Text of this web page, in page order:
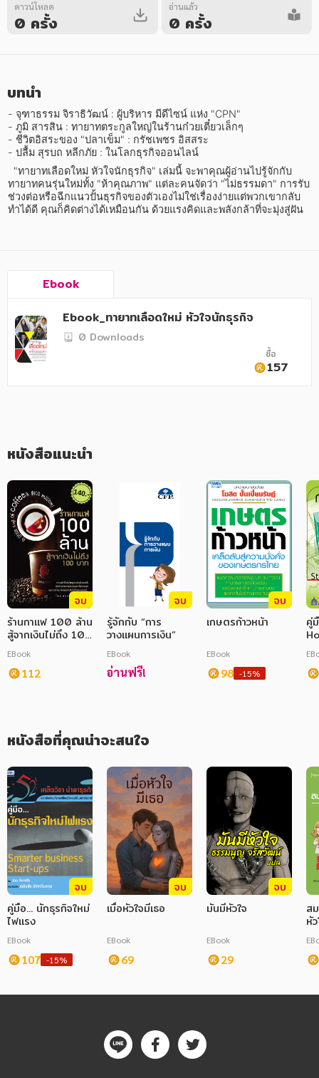
หนังสือออกใหม่ หนังสือยอดนิยม หนังสือเช่า
อีบุ๊กอ่านฟรี
หมวดหมู่หนังสือ
อาหาร สุขภาพ การแพทย์
ศิลปะ บันเทิง กีฬา ท่องเที่ยว
สังคม วัฒนธรรม การปกครอง ศาสนาและปรัชญา
ศาสนา และปรัชญา
ครอบครัว
วรรณกรรม
หนังสือเด็ก
การพัฒนาตนเอง
ความรู้ทั่วไป
การ์ตูนความรู้ การ์ตูน
การ์ตูนมังงะ (Manga)
ดาวน์โหลด
0 ครั้ง
อ่านแล้ว
0 ครั้ง
บทนำ
- จุฑาธรรม จิราธิวัฒน์ : ผู้บริหาร มีดีไซน์ แห่ง "CPN"
- ภูมิ สารสิน : ทายาทตระกูลใหญ่ในร้านก๋วยเตี๋ยวเล็กๆ
- ชีวิตอิสระของ "ปลาเข็ม" : กรัชเพชร อิสสระ
- ปลื้ม สุรบถ หลีกภัย : ในโลกธุรกิจออนไลน์
ทายาทคนรุ่นใหม่ทั้ง "ห้าคุณภาพ" แต่ละคนจัดว่า "ไม่ธรรมดา" การรับ
ช่วงต่อหรือฉีกแนวปั้นธุรกิจของตัวเองไม่ใช่เรื่องง่ายแต่พวกเขากลับ
ทำได้ดี คุณก็คิดต่างได้เหมือนกัน ด้วยแรงคิดและพลังกล้าที่จะมุ่งสู่ฝัน
Ebook
Ebook_ทายาทเลือดใหม่ หัวใจนักธุรกิจ
0 Downloads
ซื้อ
157
หนังสือแนะนำ
จบ
ร้านกาแฟ 100 ล้าน
สู้จากเงินไม่ถึง 100
บาท
EBook
112
จบ
รู้จักกับ “การ
วางแผนการเงิน”
EBook
อ่านฟรี!
จบ
เกษตรก้าวหน้า
EBook
98 -15%
คู่
หนังสือที่คุณน่าจะสนใจ
จบ
คู่มือ... นักธุรกิจใหม่
ไฟแรง
EBook
107 -15%
จบ
เมื่อหัวใจมีเธอ
EBook
69
จบ
มันมีหัวใจ
EBook
29
ส
หั